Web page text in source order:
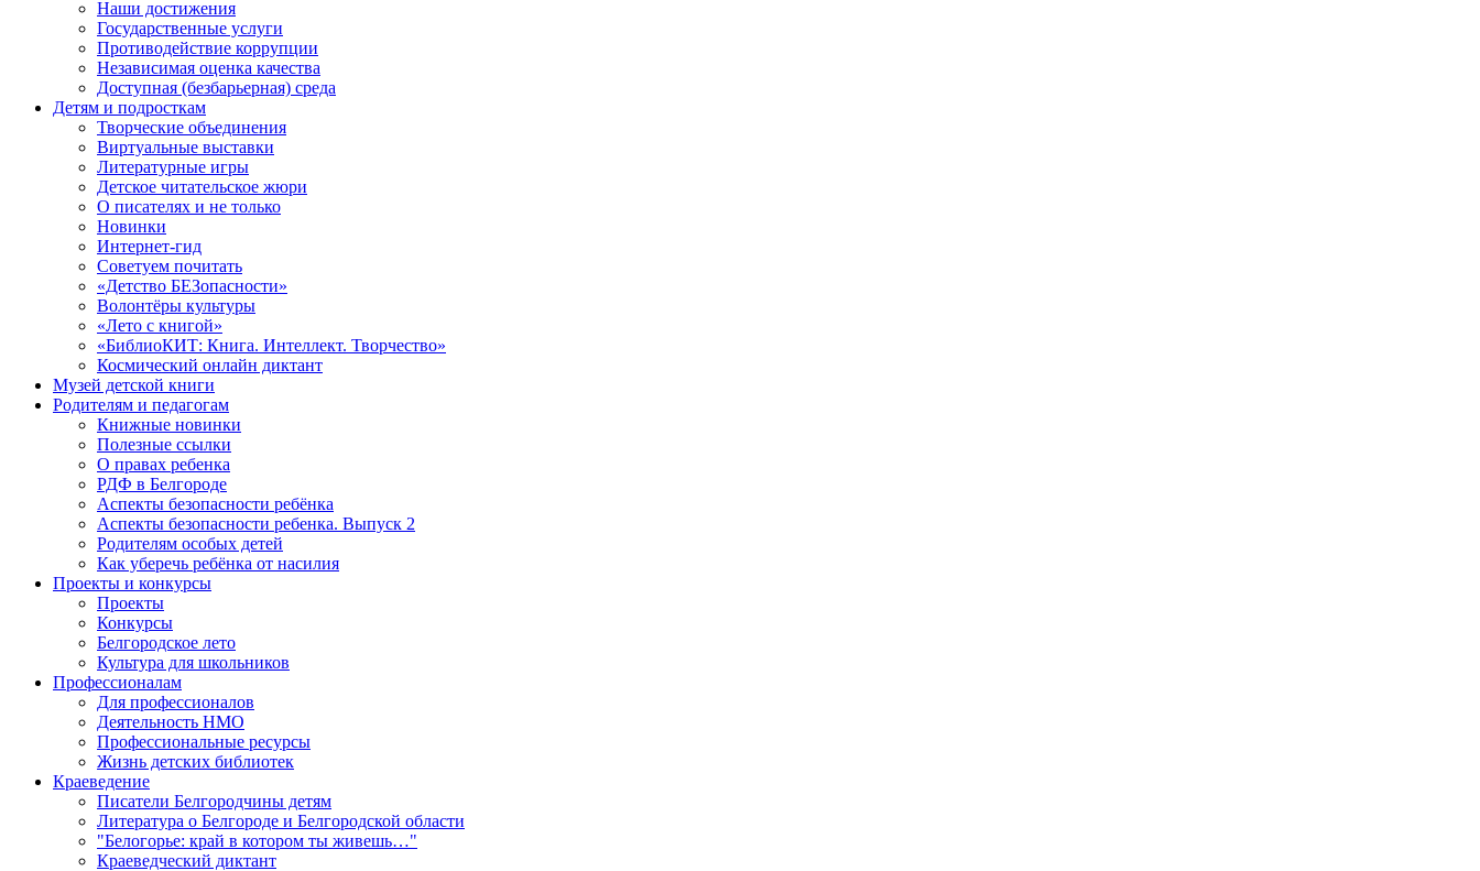
Наши достижения
Государственные услуги
Противодействие коррупции
Независимая оценка качества
Доступная (безбарьерная) среда
Детям и подросткам
Творческие объединения
Виртуальные выставки
Литературные игры
Детское читательское жюри
О писателях и не только
Новинки
Интернет-гид
Советуем почитать
«Детство БЕЗопасности»
Волонтёры культуры
«Лето с книгой»
«БиблиоКИТ: Книга. Интеллект. Творчество»
Космический онлайн диктант
Музей детской книги
Родителям и педагогам
Книжные новинки
Полезные ссылки
О правах ребенка
РДФ в Белгороде
Аспекты безопасности ребёнка
Аспекты безопасности ребенка. Выпуск 2
Родителям особых детей
Как уберечь ребёнка от насилия
Проекты и конкурсы
Проекты
Конкурсы
Белгородское лето
Культура для школьников
Профессионалам
Для профессионалов
Деятельность НМО
Профессиональные ресурсы
Жизнь детских библиотек
Краеведение
Писатели Белгородчины детям
Литература о Белгороде и Белгородской области
"Белогорье: край в котором ты живешь…"
Краеведческий диктант